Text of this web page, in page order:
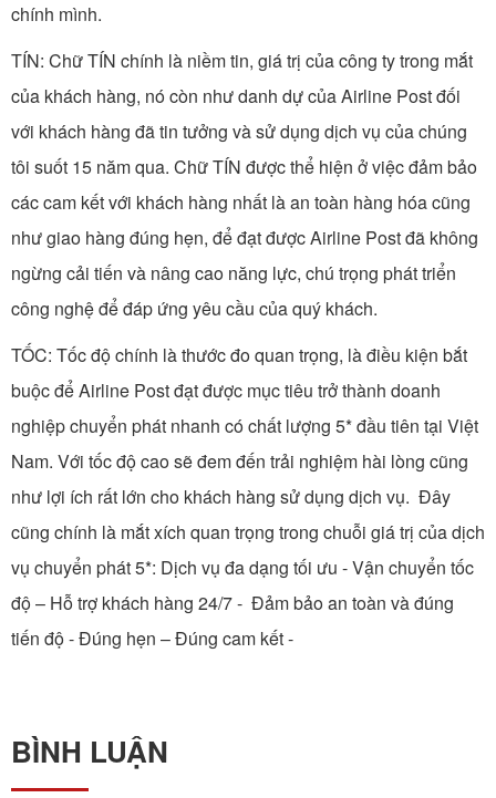
chính mình.
TÍN: Chữ TÍN chính là niềm tin, giá trị của công ty trong mắt
của khách hàng, nó còn như danh dự của Airline Post đối
với khách hàng đã tin tưởng và sử dụng dịch vụ của chúng
tôi suốt 15 năm qua. Chữ TÍN được thể hiện ở việc đảm bảo
các cam kết với khách hàng nhất là an toàn hàng hóa cũng
như giao hàng đúng hẹn, để đạt được Airline Post đã không
ngừng cải tiến và nâng cao năng lực, chú trọng phát triển
công nghệ để đáp ứng yêu cầu của quý khách.
TỐC: Tốc độ chính là thước đo quan trọng, là điều kiện bắt
buộc để Airline Post đạt được mục tiêu trở thành doanh
nghiệp chuyển phát nhanh có chất lượng 5* đầu tiên tại Việt
Nam. Với tốc độ cao sẽ đem đến trải nghiệm hài lòng cũng
như lợi ích rất lớn cho khách hàng sử dụng dịch vụ. Đây
cũng chính là mắt xích quan trọng trong chuỗi giá trị của dịch
vụ chuyển phát 5*: Dịch vụ đa dạng tối ưu - Vận chuyển tốc
độ – Hỗ trợ khách hàng 24/7 - Đảm bảo an toàn và đúng
tiến độ - Đúng hẹn – Đúng cam kết -
BÌNH LUẬN